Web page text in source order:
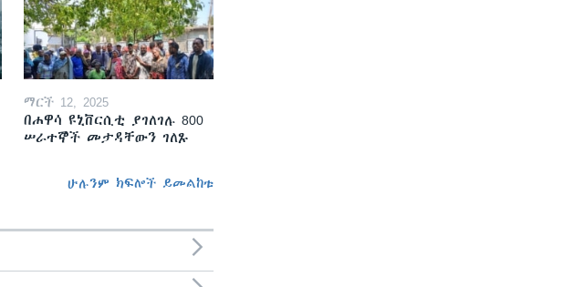
ማርች 12, 2025
በሐዋሳ ዩኒቨርሲቲ ያገለገሉ 800
ሠራተኞች መታዳቸውን ገለጹ
ሁሉንም ክፍሎች ይመልከቱ